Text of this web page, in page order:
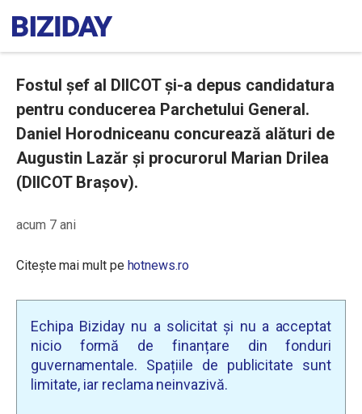
Fostul șef al DIICOT și-a depus candidatura
pentru conducerea Parchetului General.
Daniel Horodniceanu concurează alături de
Augustin Lazăr și procurorul Marian Drilea
(DIICOT Brașov).
acum 7 ani
Citește mai mult pe hotnews.ro
Echipa Biziday nu a solicitat și nu a acceptat
nicio formă de finanțare din fonduri
guvernamentale. Spațiile de publicitate sunt
limitate, iar reclama neinvazivă.